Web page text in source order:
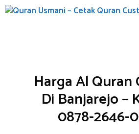
Skip
Harga Al Quran
Di Banjarejo –
0878-2646-